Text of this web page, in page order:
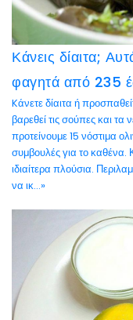
Κάνεις δίαιτα;
φαγητά από 235
Kάνετε δίαιτα ή
βαρεθεί τις σούπες και
προτείνουμε 15 νόστιμα
συμβουλές για το καθένα.
ιδιαίτερα πλούσια.
να ικ...»